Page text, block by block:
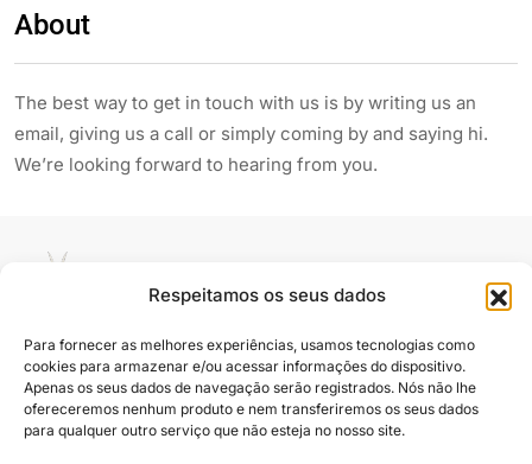
Respeitamos os seus dados
Para fornecer as melhores experiências, usamos tecnologias como
cookies para armazenar e/ou acessar informações do dispositivo.
Apenas os seus dados de navegação serão registrados. Nós não lhe
ofereceremos nenhum produto e nem transferiremos os seus dados
para qualquer outro serviço que não esteja no nosso site.
About
The best way to get in touch with us is by writing us an
email, giving us a call or simply coming by and saying hi.
We’re looking forward to hearing from you.
Siga e compartilhe